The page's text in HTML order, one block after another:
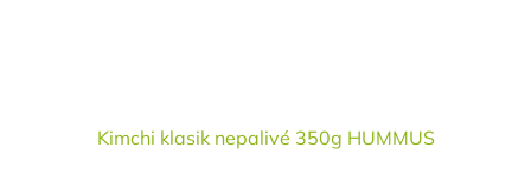
Kimchi klasik nepalivé 350g HUMMUS